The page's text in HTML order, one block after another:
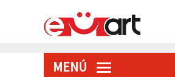
MENÚ